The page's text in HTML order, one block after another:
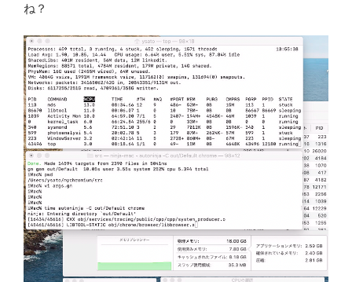
ね？